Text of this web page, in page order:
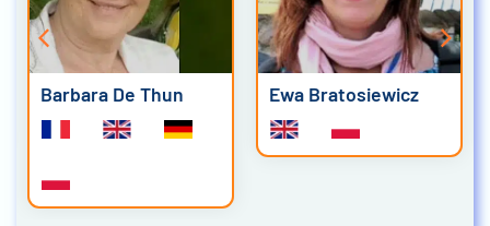
De Thun Ewa Bratosiewicz